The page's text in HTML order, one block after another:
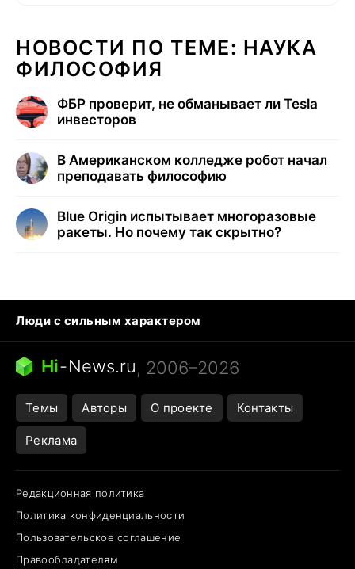
НОВОСТИ ПО ТЕМЕ: НАУКА
ФИЛОСОФИЯ
ФБР проверит, не обманывает ли Tesla
инвесторов
В Американском колледже робот начал
преподавать философию
Blue Origin испытывает многоразовые
ракеты. Но почему так скрытно?
Люди с сильным характером
Кошка писает на кровать
Тунцы в океанариуме
Ядовитые пауки России
Города в ядерной войне
Hi-News.ru, 2006–2026
Темы Авторы О проекте Контакты
Реклама
Редакционная политика
Политика конфиденциальности
Пользовательское соглашение
Правообладателям